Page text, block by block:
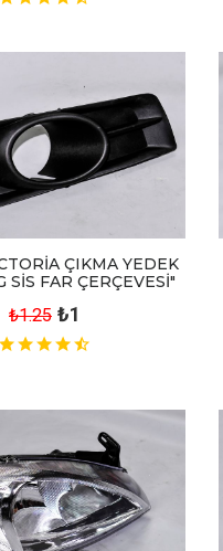
ÇIKMA YEDEK
SİS FAR ÇERÇEVESİ"
₺1.25 ₺1